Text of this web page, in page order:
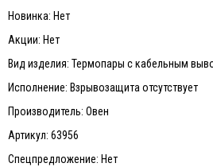
Новинка: Нет
Акции: Нет
Вид изделия: Термопары с кабельным
Исполнение: Взрывозащита отсутствует
Производитель: Овен
Артикул: 63956
Спецпредложение: Нет